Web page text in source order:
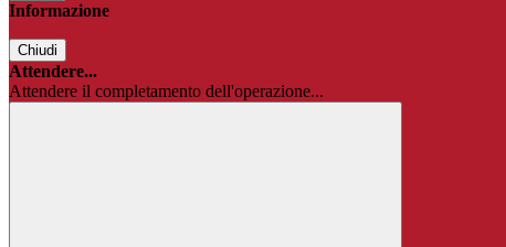
Informazione
Chiudi
Attendere...
Attendere il completamento dell'operazione...